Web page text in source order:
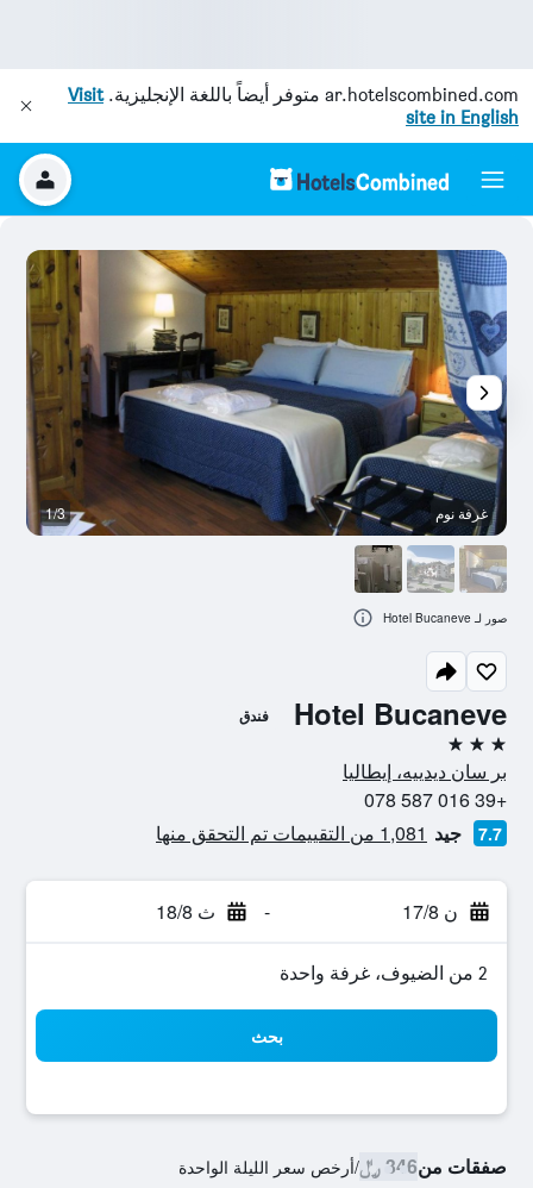
ar.hotelscombined.com متوفر أيضاً باللغة الإنجليزية.Visit
site in English
Hotel Bucaneve فندق
3 نجوم
بر سان ديدييه، إيطاليا
+39 016 587 078
7.7 جيد 1,081 من التقييمات تم التحقق منها
ن 17/8 - ث 18/8
2 من الضيوف، غرفة واحدة
بحث
صفقات من346 ﷼ /أرخص سعر الليلة الواحدة
غرفة نوم 1/3
صور لـ Hotel Bucaneve